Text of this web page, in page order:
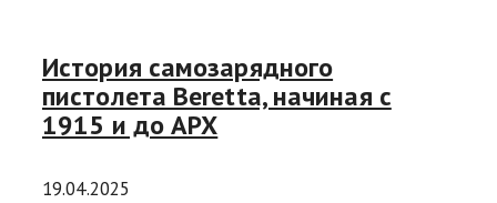
История самозарядного
пистолета Beretta, начиная с
1915 и до APX
19.04.2025